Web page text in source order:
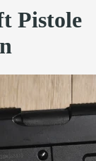
Pistole